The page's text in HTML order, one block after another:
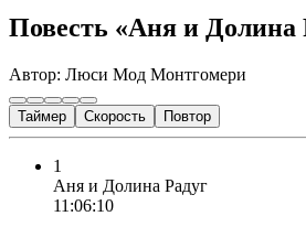
Повесть «Аня и Долина
Автор: Люси Мод Монтгомери
Таймер Скорость Повтор
1
Аня и Долина Радуг
11:06:10